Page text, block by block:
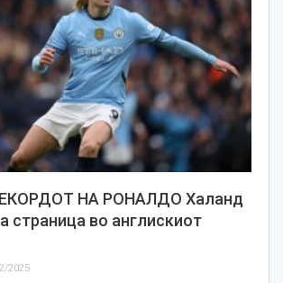
НА РОНАЛДО Халанд
страница во англискиот
2025